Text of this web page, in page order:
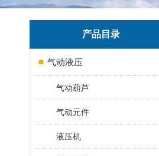
产品目录
气动液压
气动葫芦
气动元件
液压机